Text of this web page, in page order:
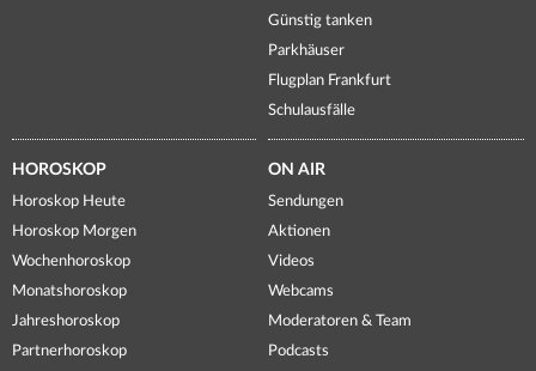
Günstig tanken
Parkhäuser
Flugplan Frankfurt
Schulausfälle
HOROSKOP
Horoskop Heute
Horoskop Morgen
Wochenhoroskop
Monatshoroskop
Jahreshoroskop
Partnerhoroskop
ON AIR
Sendungen
Aktionen
Videos
Webcams
Moderatoren & Team
Podcasts